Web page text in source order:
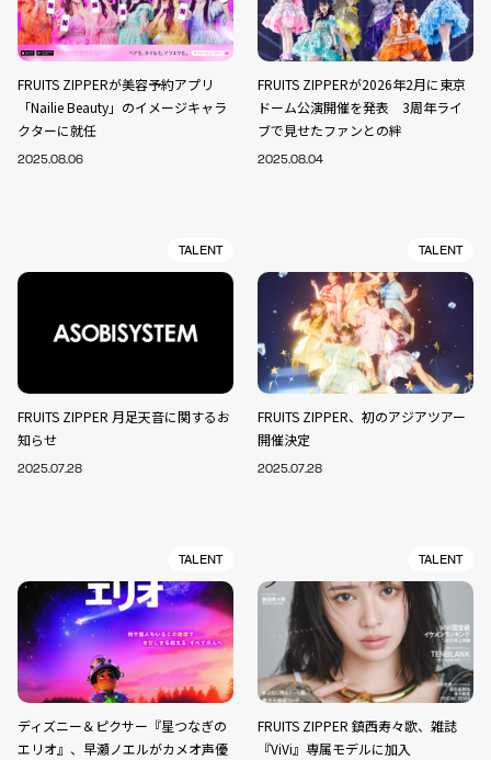
FRUITS ZIPPERが美容予約アプリ
「Nailie Beauty」のイメージキャラ
クターに就任
2025.08.06
FRUITS ZIPPERが2026年2月に東京
ドーム公演開催を発表 3周年ライ
ブで見せたファンとの絆
2025.08.04
TALENT
FRUITS ZIPPER 月足天音に関するお
知らせ
2025.07.28
TALENT
FRUITS ZIPPER、初のアジアツアー
開催決定
2025.07.28
TALENT
ディズニー＆ピクサー『星つなぎの
エリオ』、早瀬ノエルがカメオ声優
TALENT
FRUITS ZIPPER 鎮西寿々歌、雑誌
『ViVi』専属モデルに加入